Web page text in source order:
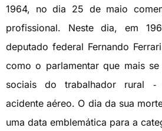
1964, no dia 25 de maio
profissional. Neste dia, em
deputado federal Fernando
como o parlamentar que mais
sociais do trabalhador rural
acidente aéreo. O dia da sua
uma data emblemática para a